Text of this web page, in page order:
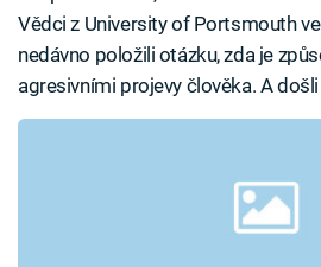
Vědci z University of Portsmouth
nedávno položili otázku, zda je
agresivními projevy člověka. A